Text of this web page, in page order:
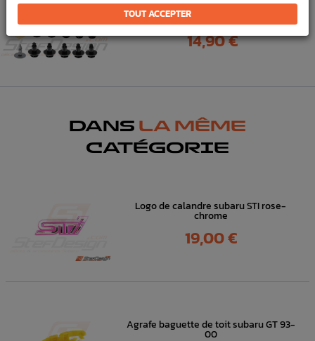
Kit fixation de Passage de Roue
impreza /forester
Prix
14,90 €
DANS LA MÊME
CATÉGORIE
Logo de calandre subaru STI rose-
chrome
Prix
19,00 €
Agrafe baguette de toit subaru GT 93-
00
TOUT ACCEPTER